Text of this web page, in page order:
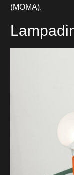
(MOMA).